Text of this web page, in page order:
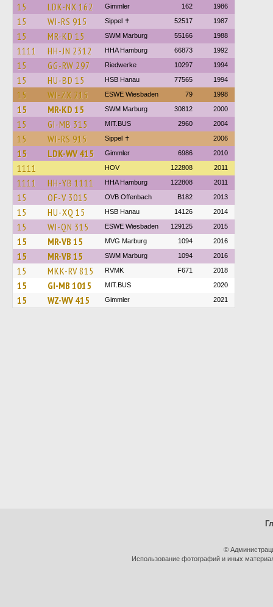
15 LDK-NX 162 Gimmler 162 1986
15 WI-RS 915 Sippel ✝︎ 52517 1987
15 MR-KD 15 SWM Marburg 55166 1988
1111 HH-JN 2312 HHA Hamburg 66873 1992
15 GG-RW 297 Riedwerke 10297 1994
15 HU-BD 15 HSB Hanau 77565 1994
15 WI-ZX 215 ESWE Wiesbaden 79 1998
15 MR-KD 15 SWM Marburg 30812 2000
15 GI-MB 315 MIT.BUS 2960 2004
15 WI-RS 915 Sippel ✝︎ 2006
15 LDK-WV 415 Gimmler 6986 2010
1111 HOV 122808 2011
1111 HH-YB 1111 HHA Hamburg 122808 2011
15 OF-V 3015 OVB Offenbach B182 2013
15 HU-XQ 15 HSB Hanau 14126 2014
15 WI-QN 315 ESWE Wiesbaden 129125 2015
15 MR-VB 15 MVG Marburg 1094 2016
15 MR-VB 15 SWM Marburg 1094 2016
15 MKK-RV 815 RVMK F671 2018
15 GI-MB 1015 MIT.BUS 2020
15 WZ-WV 415 Gimmler 2021
©
Использование фотографий и иных